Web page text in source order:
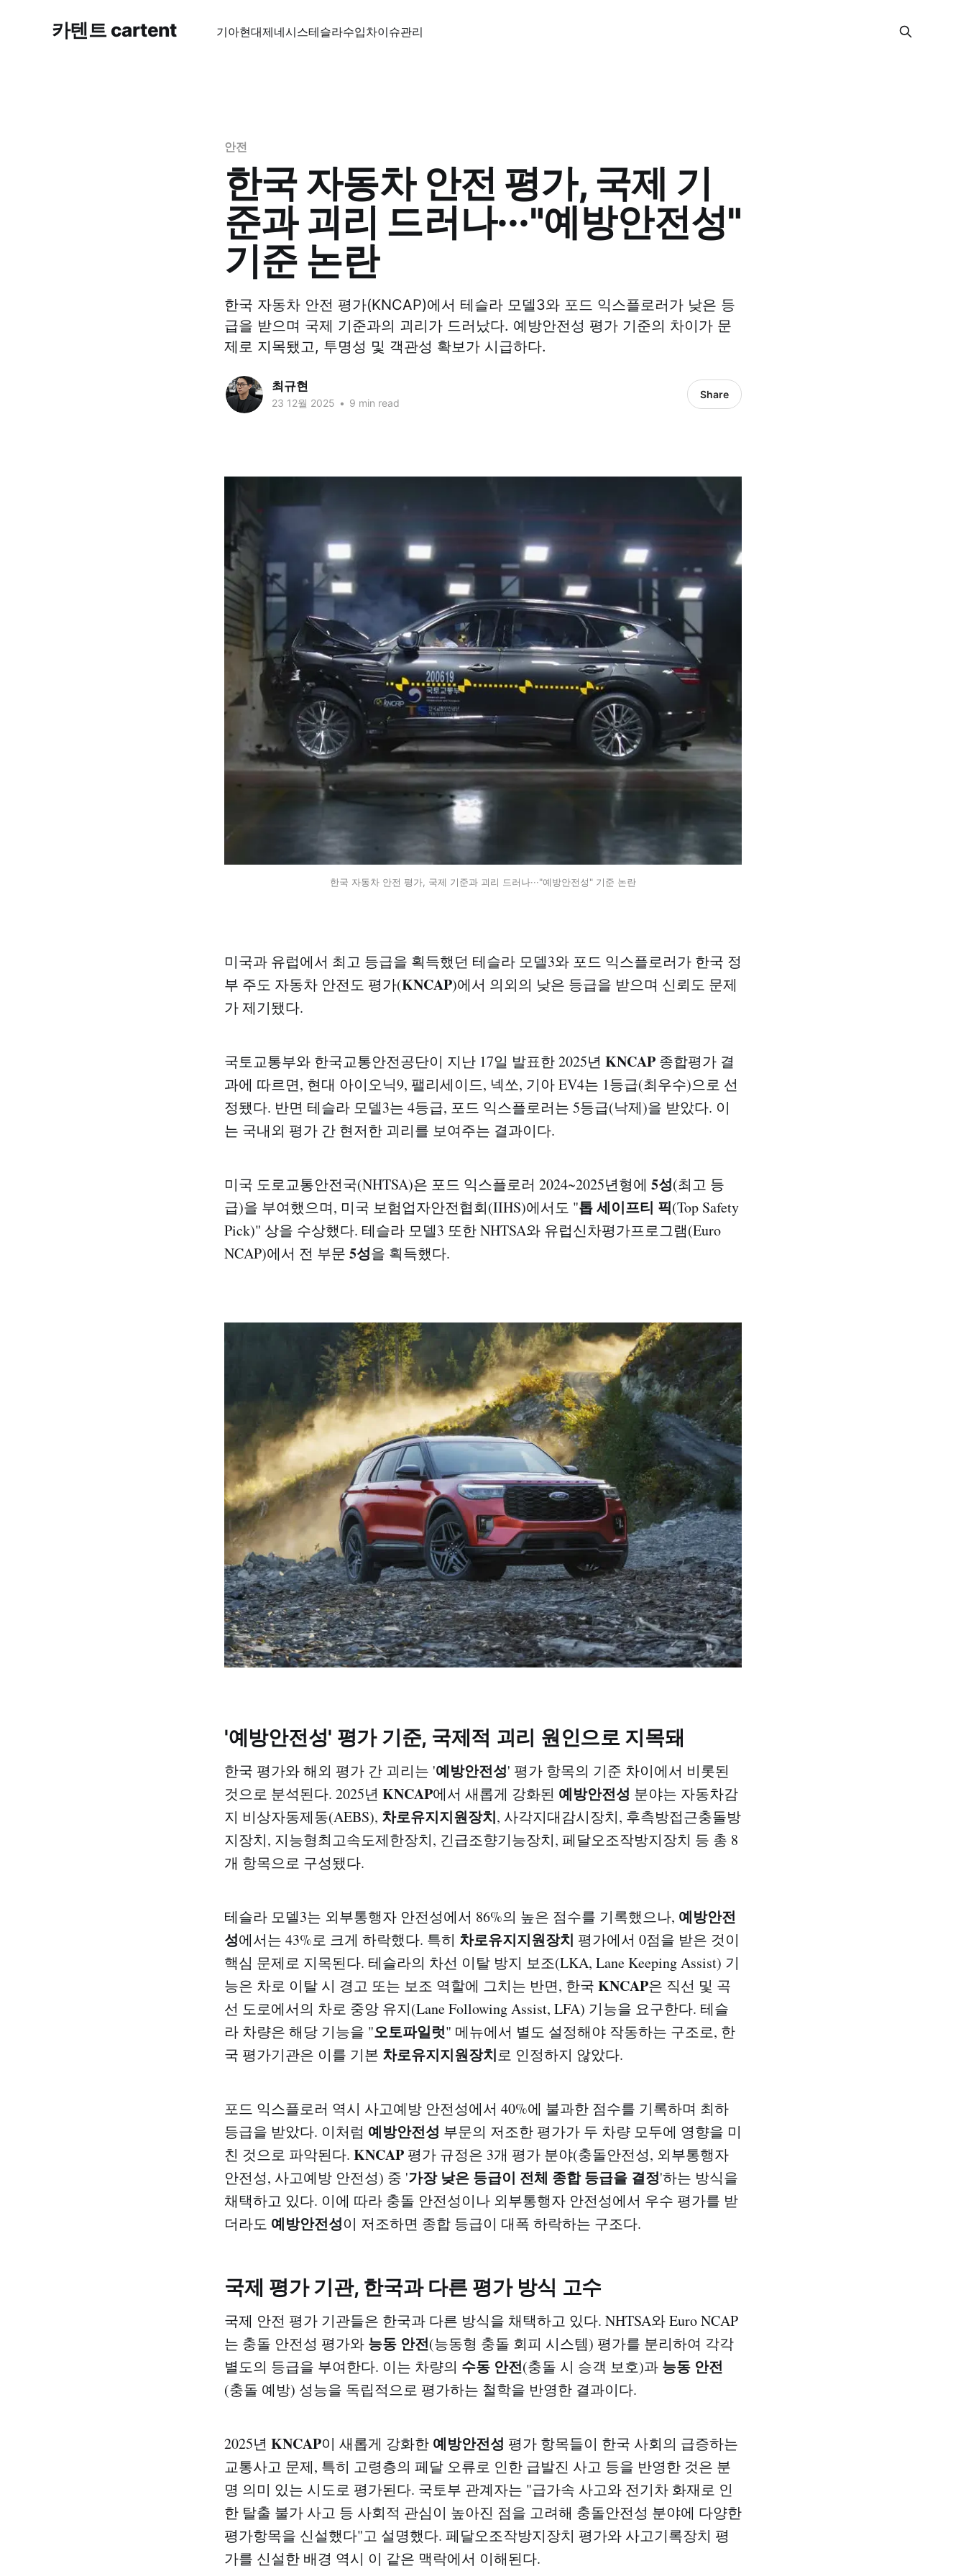
카텐트 cartent 기아현대제네시스테슬라수입차이슈관리
안전
한국 자동차 안전 평가, 국제 기
준과 괴리 드러나···"예방안전성"
기준 논란
한국 자동차 안전 평가(KNCAP)에서 테슬라 모델3와 포드 익스플로러가 낮은 등
급을 받으며 국제 기준과의 괴리가 드러났다. 예방안전성 평가 기준의 차이가 문
제로 지목됐고, 투명성 및 객관성 확보가 시급하다.
최규현
23 12월 2025 • 9 min read
Share
한국 자동차 안전 평가, 국제 기준과 괴리 드러나···"예방안전성" 기준 논란
미국과 유럽에서 최고 등급을 획득했던 테슬라 모델3와 포드 익스플로러가 한국 정
부 주도 자동차 안전도 평가(KNCAP)에서 의외의 낮은 등급을 받으며 신뢰도 문제
가 제기됐다.
국토교통부와 한국교통안전공단이 지난 17일 발표한 2025년 KNCAP 종합평가 결
과에 따르면, 현대 아이오닉9, 팰리세이드, 넥쏘, 기아 EV4는 1등급(최우수)으로 선
정됐다. 반면 테슬라 모델3는 4등급, 포드 익스플로러는 5등급(낙제)을 받았다. 이
는 국내외 평가 간 현저한 괴리를 보여주는 결과이다.
미국 도로교통안전국(NHTSA)은 포드 익스플로러 2024~2025년형에 5성(최고 등
급)을 부여했으며, 미국 보험업자안전협회(IIHS)에서도 "톱 세이프티 픽(Top Safety
Pick)" 상을 수상했다. 테슬라 모델3 또한 NHTSA와 유럽신차평가프로그램(Euro
NCAP)에서 전 부문 5성을 획득했다.
'예방안전성' 평가 기준, 국제적 괴리 원인으로 지목돼
한국 평가와 해외 평가 간 괴리는 '예방안전성' 평가 항목의 기준 차이에서 비롯된
것으로 분석된다. 2025년 KNCAP에서 새롭게 강화된 예방안전성 분야는 자동차감
지 비상자동제동(AEBS), 차로유지지원장치, 사각지대감시장치, 후측방접근충돌방
지장치, 지능형최고속도제한장치, 긴급조향기능장치, 페달오조작방지장치 등 총 8
개 항목으로 구성됐다.
테슬라 모델3는 외부통행자 안전성에서 86%의 높은 점수를 기록했으나, 예방안전
성에서는 43%로 크게 하락했다. 특히 차로유지지원장치 평가에서 0점을 받은 것이
핵심 문제로 지목된다. 테슬라의 차선 이탈 방지 보조(LKA, Lane Keeping Assist) 기
능은 차로 이탈 시 경고 또는 보조 역할에 그치는 반면, 한국 KNCAP은 직선 및 곡
선 도로에서의 차로 중앙 유지(Lane Following Assist, LFA) 기능을 요구한다. 테슬
라 차량은 해당 기능을 "오토파일럿" 메뉴에서 별도 설정해야 작동하는 구조로, 한
국 평가기관은 이를 기본 차로유지지원장치로 인정하지 않았다.
포드 익스플로러 역시 사고예방 안전성에서 40%에 불과한 점수를 기록하며 최하
등급을 받았다. 이처럼 예방안전성 부문의 저조한 평가가 두 차량 모두에 영향을 미
친 것으로 파악된다. KNCAP 평가 규정은 3개 평가 분야(충돌안전성, 외부통행자
안전성, 사고예방 안전성) 중 '가장 낮은 등급이 전체 종합 등급을 결정'하는 방식을
채택하고 있다. 이에 따라 충돌 안전성이나 외부통행자 안전성에서 우수 평가를 받
더라도 예방안전성이 저조하면 종합 등급이 대폭 하락하는 구조다.
국제 평가 기관, 한국과 다른 평가 방식 고수
국제 안전 평가 기관들은 한국과 다른 방식을 채택하고 있다. NHTSA와 Euro NCAP
는 충돌 안전성 평가와 능동 안전(능동형 충돌 회피 시스템) 평가를 분리하여 각각
별도의 등급을 부여한다. 이는 차량의 수동 안전(충돌 시 승객 보호)과 능동 안전
(충돌 예방) 성능을 독립적으로 평가하는 철학을 반영한 결과이다.
2025년 KNCAP이 새롭게 강화한 예방안전성 평가 항목들이 한국 사회의 급증하는
교통사고 문제, 특히 고령층의 페달 오류로 인한 급발진 사고 등을 반영한 것은 분
명 의미 있는 시도로 평가된다. 국토부 관계자는 "급가속 사고와 전기차 화재로 인
한 탈출 불가 사고 등 사회적 관심이 높아진 점을 고려해 충돌안전성 분야에 다양한
평가항목을 신설했다"고 설명했다. 페달오조작방지장치 평가와 사고기록장치 평
가를 신설한 배경 역시 이 같은 맥락에서 이해된다.